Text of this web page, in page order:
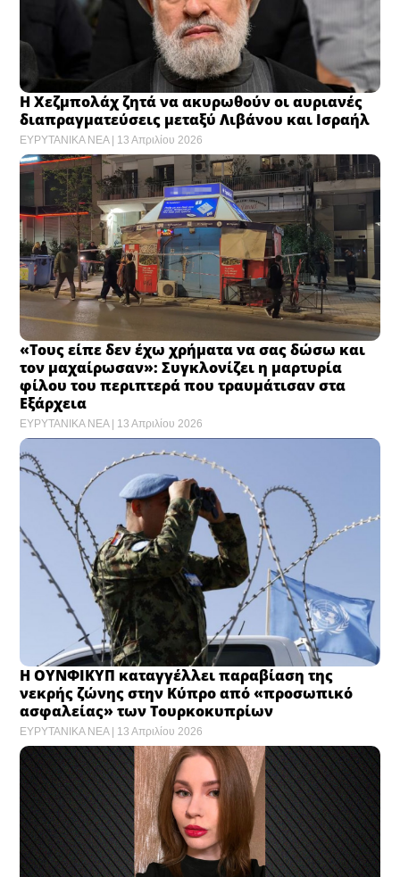
Η Χεζμπολάχ ζητά να ακυρωθούν οι αυριανές
διαπραγματεύσεις μεταξύ Λιβάνου και Ισραήλ
ΕΥΡΥΤΑΝΙΚΑ ΝΕΑ 13 Απριλίου 2026
«Τους είπε δεν έχω χρήματα να σας δώσω και
τον μαχαίρωσαν»: Συγκλονίζει η μαρτυρία
φίλου του περιπτερά που τραυμάτισαν στα
Εξάρχεια
ΕΥΡΥΤΑΝΙΚΑ ΝΕΑ 13 Απριλίου 2026
Η ΟΥΝΦΙΚΥΠ καταγγέλλει παραβίαση της
νεκρής ζώνης στην Κύπρο από «προσωπικό
ασφαλείας» των Τουρκοκυπρίων
ΕΥΡΥΤΑΝΙΚΑ ΝΕΑ 13 Απριλίου 2026